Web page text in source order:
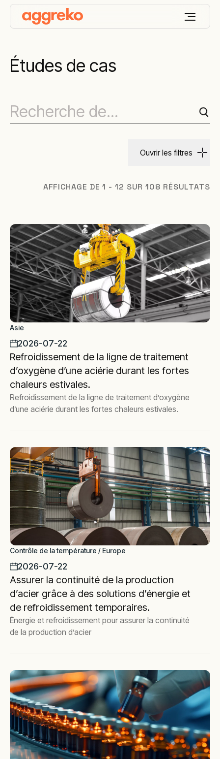
Études de cas
Ouvrir les filtres
AFFICHAGE DE 1 - 12 SUR 108 RÉSULTATS
Asie
2026-07-22
Refroidissement de la ligne de traitement
d’oxygène d’une aciérie durant les fortes
chaleurs estivales.
Refroidissement de la ligne de traitement d’oxygène
d’une aciérie durant les fortes chaleurs estivales.
Contrôle de la température / Europe
2026-07-22
Assurer la continuité de la production
d’acier grâce à des solutions d’énergie et
de refroidissement temporaires.
Énergie et refroidissement pour assurer la continuité
de la production d’acier